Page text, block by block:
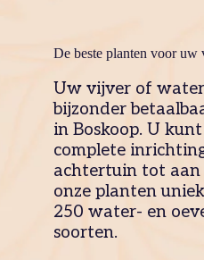
De beste planten voor uw
Uw vijver of
bijzonder
in Boskoop. U
complete
achtertuin tot
onze planten
250 water- en
soorten.